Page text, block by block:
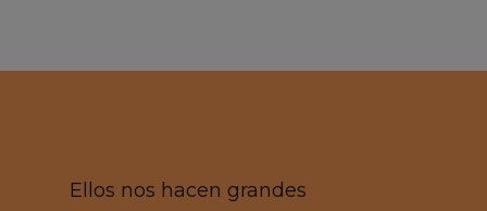
Ellos nos hacen grandes